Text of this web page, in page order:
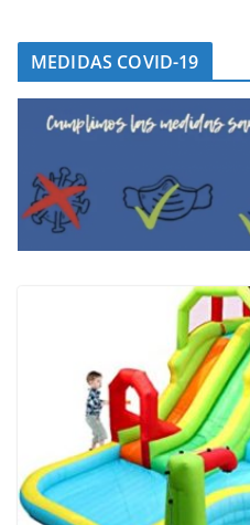
MEDIDAS COVID-19